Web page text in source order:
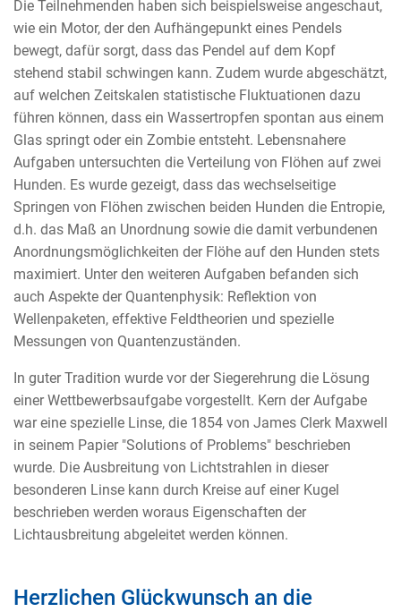
Die Teilnehmenden haben sich beispielsweise angeschaut,
wie ein Motor, der den Aufhängepunkt eines Pendels
bewegt, dafür sorgt, dass das Pendel auf dem Kopf
stehend stabil schwingen kann. Zudem wurde abgeschätzt,
auf welchen Zeitskalen statistische Fluktuationen dazu
führen können, dass ein Wassertropfen spontan aus einem
Glas springt oder ein Zombie entsteht. Lebensnahere
Aufgaben untersuchten die Verteilung von Flöhen auf zwei
Hunden. Es wurde gezeigt, dass das wechselseitige
Springen von Flöhen zwischen beiden Hunden die Entropie,
d.h. das Maß an Unordnung sowie die damit verbundenen
Anordnungsmöglichkeiten der Flöhe auf den Hunden stets
maximiert. Unter den weiteren Aufgaben befanden sich
auch Aspekte der Quantenphysik: Reflektion von
Wellenpaketen, effektive Feldtheorien und spezielle
Messungen von Quantenzuständen.
In guter Tradition wurde vor der Siegerehrung die Lösung
einer Wettbewerbsaufgabe vorgestellt. Kern der Aufgabe
war eine spezielle Linse, die 1854 von James Clerk Maxwell
in seinem Papier "Solutions of Problems" beschrieben
wurde. Die Ausbreitung von Lichtstrahlen in dieser
besonderen Linse kann durch Kreise auf einer Kugel
beschrieben werden woraus Eigenschaften der
Lichtausbreitung abgeleitet werden können.
Herzlichen Glückwunsch an die